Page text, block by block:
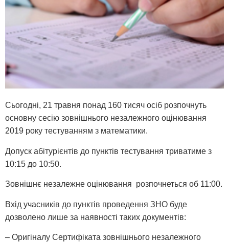
Сьогодні, 21 травня понад 160 тисяч осіб розпочнуть
основну сесію зовнішнього незалежного оцінювання
2019 року тестуванням з математики.
Допуск абітурієнтів до пунктів тестування триватиме з
10:15 до 10:50.
Зовнішнє незалежне оцінювання розпочнеться об 11:00.
Вхід учасників до пунктів проведення ЗНО буде
дозволено лише за наявності таких документів:
– Оригіналу Сертифіката зовнішнього незалежного